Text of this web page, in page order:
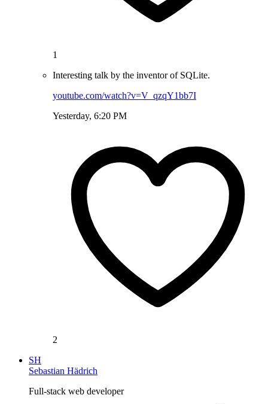
1
Interesting talk by the inventor of SQLite.
youtube.com/watch?v=V_qzqY1bb7I
Yesterday, 6:20 PM
2
SH
Sebastian Hädrich
Full-stack web developer